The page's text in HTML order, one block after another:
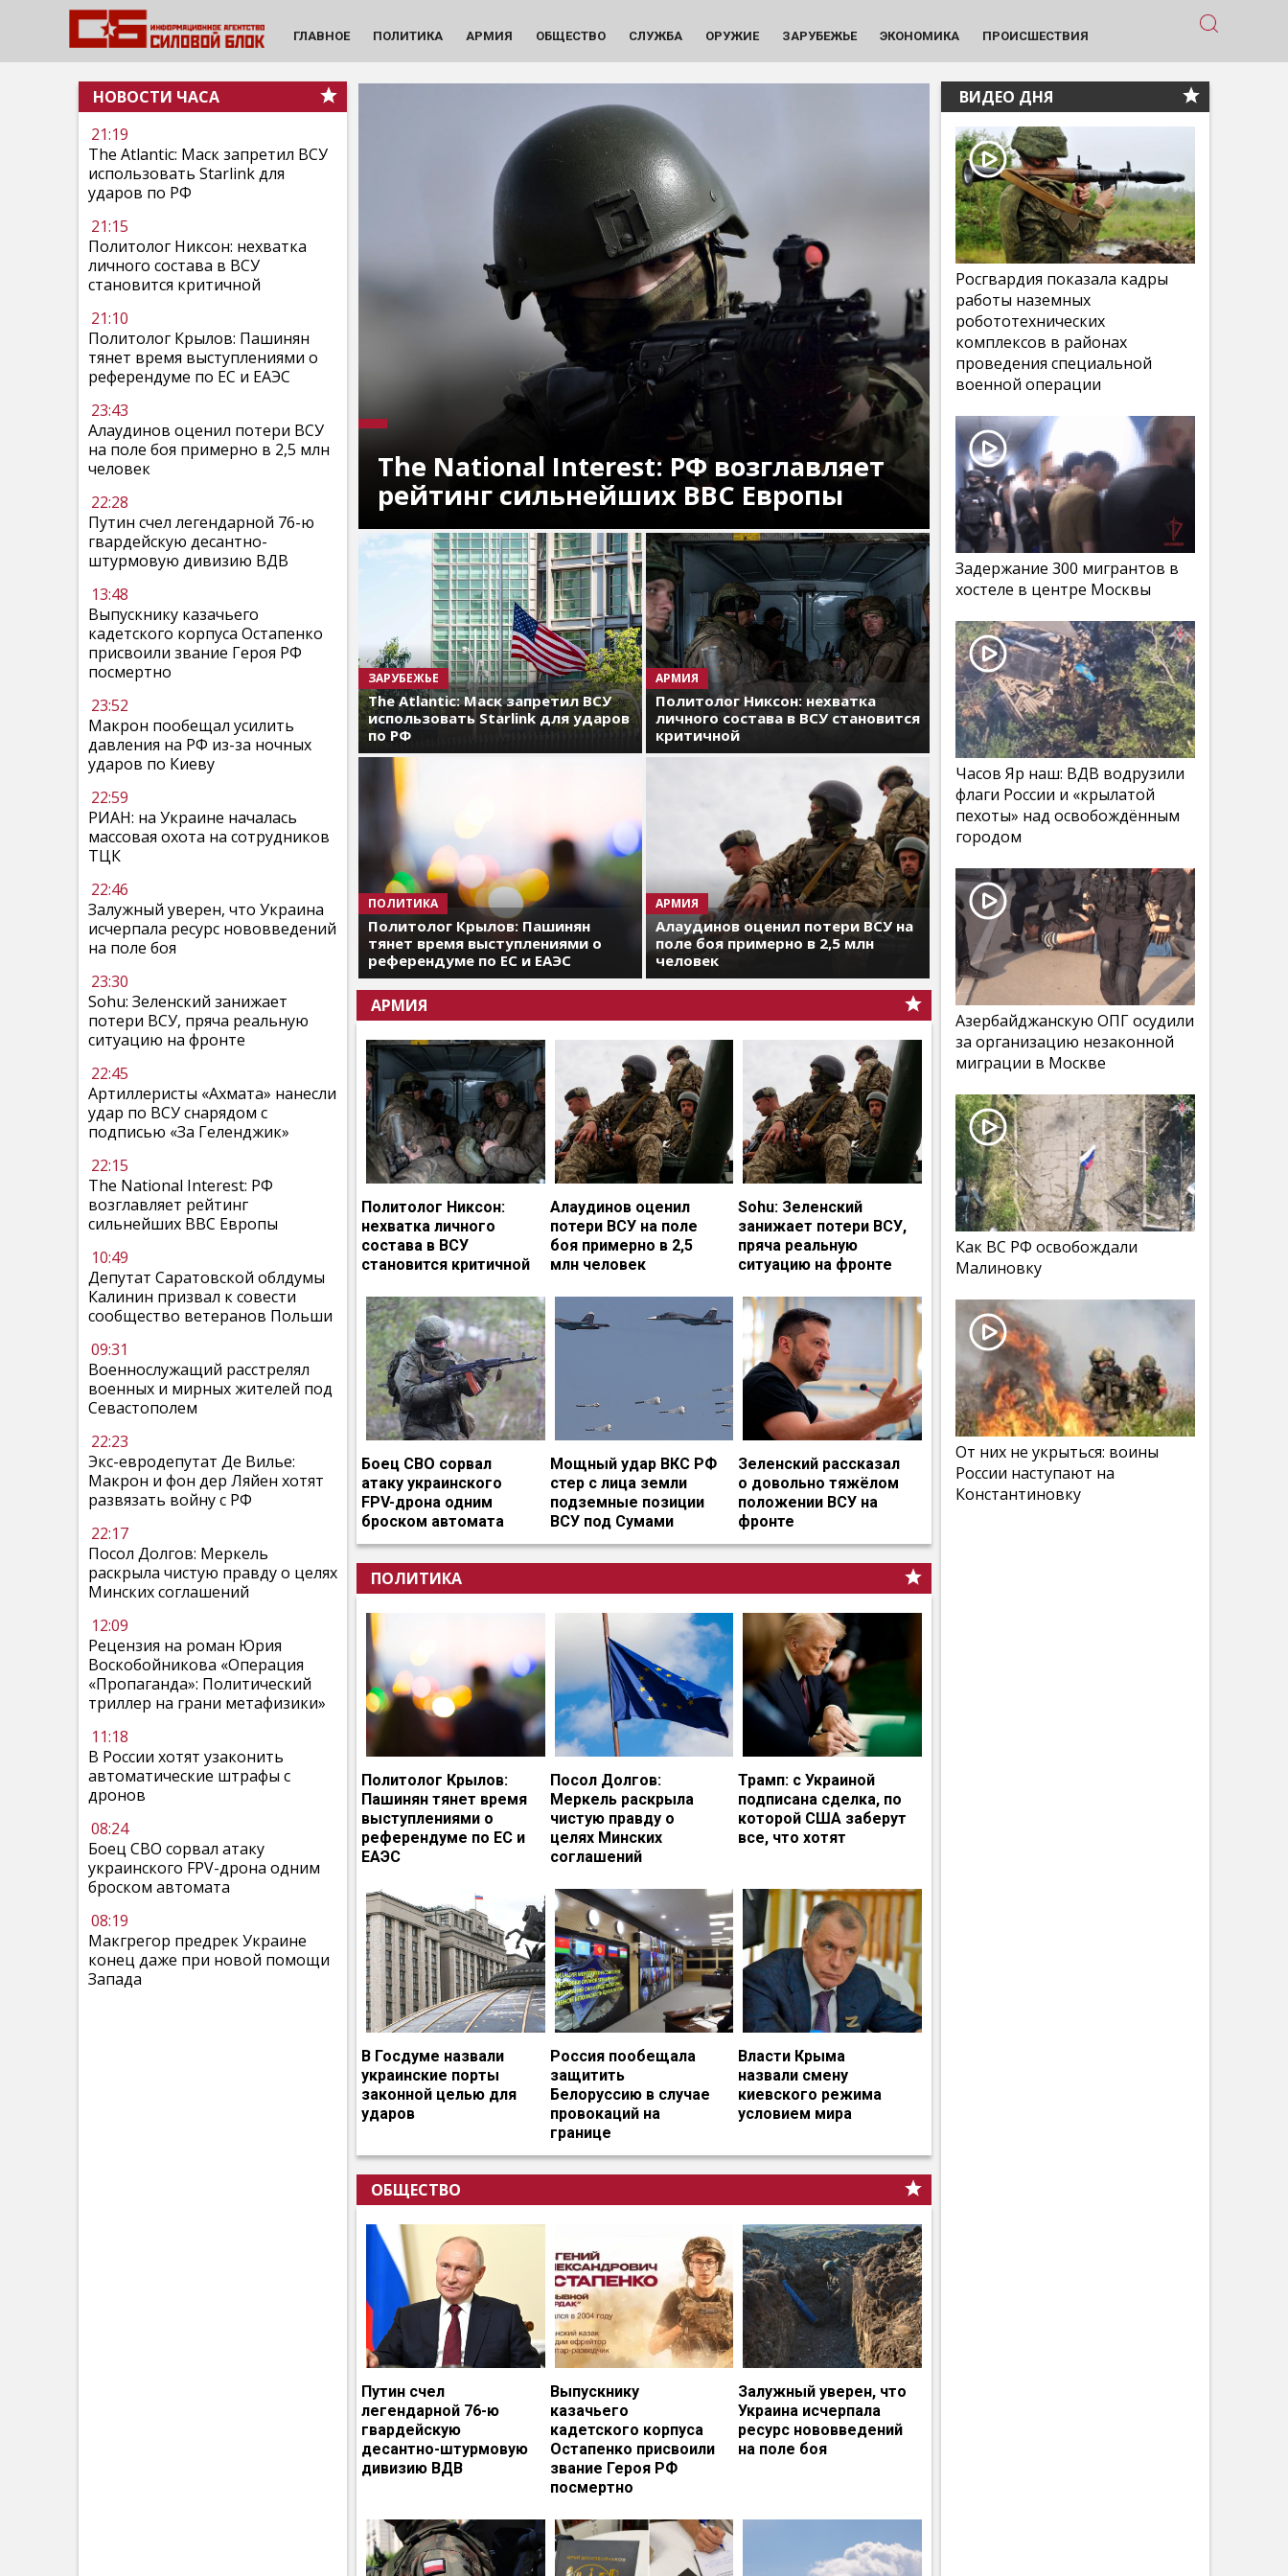
ГЛАВНОЕ ПОЛИТИКА АРМИЯ ОБЩЕСТВО СЛУЖБА ОРУЖИЕ ЗАРУБЕЖЬЕ ЭКОНОМИКА ПРОИСШЕСТВИЯ
НОВОСТИ ЧАСА
21:19
The Atlantic: Маск запретил ВСУ
использовать Starlink для
ударов по РФ
21:15
Политолог Никсон: нехватка
личного состава в ВСУ
становится критичной
21:10
Политолог Крылов: Пашинян
тянет время выступлениями о
референдуме по ЕС и ЕАЭС
23:43
Алаудинов оценил потери ВСУ
на поле боя примерно в 2,5 млн
человек
22:28
Путин счел легендарной 76-ю
гвардейскую десантно-
штурмовую дивизию ВДВ
13:48
Выпускнику казачьего
кадетского корпуса Остапенко
присвоили звание Героя РФ
посмертно
23:52
Макрон пообещал усилить
давления на РФ из-за ночных
ударов по Киеву
22:59
РИАН: на Украине началась
массовая охота на сотрудников
ТЦК
22:46
Залужный уверен, что Украина
исчерпала ресурс нововведений
на поле боя
23:30
Sohu: Зеленский занижает
потери ВСУ, пряча реальную
ситуацию на фронте
22:45
Артиллеристы «Ахмата» нанесли
удар по ВСУ снарядом с
подписью «За Геленджик»
22:15
The National Interest: РФ
возглавляет рейтинг
сильнейших ВВС Европы
10:49
Депутат Саратовской облдумы
Калинин призвал к совести
сообщество ветеранов Польши
09:31
Военнослужащий расстрелял
военных и мирных жителей под
Севастополем
22:23
Экс-евродепутат Де Вилье:
Макрон и фон дер Ляйен хотят
развязать войну с РФ
22:17
Посол Долгов: Меркель
раскрыла чистую правду о целях
Минских соглашений
12:09
Рецензия на роман Юрия
Воскобойникова «Операция
«Пропаганда»: Политический
триллер на грани метафизики»
11:18
В России хотят узаконить
автоматические штрафы с
дронов
08:24
Боец СВО сорвал атаку
украинского FPV-дрона одним
броском автомата
08:19
Макгрегор предрек Украине
конец даже при новой помощи
Запада
The National Interest: РФ возглавляет
рейтинг сильнейших ВВС Европы
ЗАРУБЕЖЬЕ
The Atlantic: Маск запретил ВСУ
использовать Starlink для ударов
по РФ
АРМИЯ
Политолог Никсон: нехватка
личного состава в ВСУ становится
критичной
ПОЛИТИКА
Политолог Крылов: Пашинян
тянет время выступлениями о
референдуме по ЕС и ЕАЭС
АРМИЯ
Алаудинов оценил потери ВСУ на
поле боя примерно в 2,5 млн
человек
АРМИЯ
Политолог Никсон:
нехватка личного
состава в ВСУ
становится критичной
Алаудинов оценил
потери ВСУ на поле
боя примерно в 2,5
млн человек
Sohu: Зеленский
занижает потери ВСУ,
пряча реальную
ситуацию на фронте
Боец СВО сорвал
атаку украинского
FPV-дрона одним
броском автомата
Мощный удар ВКС РФ
стер с лица земли
подземные позиции
ВСУ под Сумами
Зеленский рассказал
о довольно тяжёлом
положении ВСУ на
фронте
ПОЛИТИКА
Политолог Крылов:
Пашинян тянет время
выступлениями о
референдуме по ЕС и
ЕАЭС
Посол Долгов:
Меркель раскрыла
чистую правду о
целях Минских
соглашений
Трамп: с Украиной
подписана сделка, по
которой США заберут
все, что хотят
В Госдуме назвали
украинские порты
законной целью для
ударов
Россия пообещала
защитить
Белоруссию в случае
провокаций на
границе
Власти Крыма
назвали смену
киевского режима
условием мира
ОБЩЕСТВО
Путин счел
легендарной 76-ю
гвардейскую
десантно-штурмовую
дивизию ВДВ
Выпускнику
казачьего
кадетского корпуса
Остапенко присвоили
звание Героя РФ
посмертно
Залужный уверен, что
Украина исчерпала
ресурс нововведений
на поле боя
ВИДЕО ДНЯ
Росгвардия показала кадры
работы наземных
робототехнических
комплексов в районах
проведения специальной
военной операции
Задержание 300 мигрантов в
хостеле в центре Москвы
Часов Яр наш: ВДВ водрузили
флаги России и «крылатой
пехоты» над освобождённым
городом
Азербайджанскую ОПГ осудили
за организацию незаконной
миграции в Москве
Как ВС РФ освобождали
Малиновку
От них не укрыться: воины
России наступают на
Константиновку